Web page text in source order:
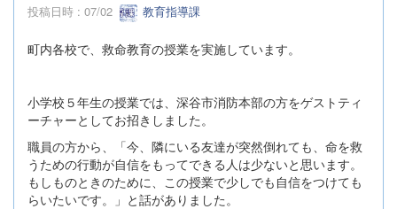
投稿日時 : 07/02 教育指導課
町内各校で、救命教育の授業を実施しています。
小学校５年生の授業では、深谷市消防本部の方をゲストティ
ーチャーとしてお招きしました。
職員の方から、「今、隣にいる友達が突然倒れても、命を救
うための行動が自信をもってできる人は少ないと思います。
もしものときのために、この授業で少しでも自信をつけても
らいたいです。」と話がありました。